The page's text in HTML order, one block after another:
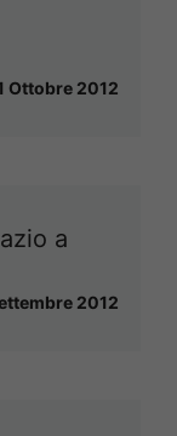
Ottobre 2012
a
2012